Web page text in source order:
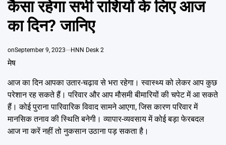
कैसा रहेगा सभी राशियों के लिए आज
का दिन? जानिए
onSeptember 9, 2023 HNN Desk 2
मेष
आज का दिन आपका उतार-चढ़ाव से भरा रहेगा। स्वास्थ्य को लेकर आप कुछ
परेशान रह सकते हैं। परिवार और आप मौसमी बीमारियों की चपेट में आ सकते
हैं। कोई पुराना पारिवारिक विवाद सामने आएगा, जिस कारण परिवार में
मानसिक तनाव की स्थिति बनेगी। व्यापार-व्यवसाय में कोई बड़ा फेरबदल
आज ना करें नहीं तो नुकसान उठाना पड़ सकता है।